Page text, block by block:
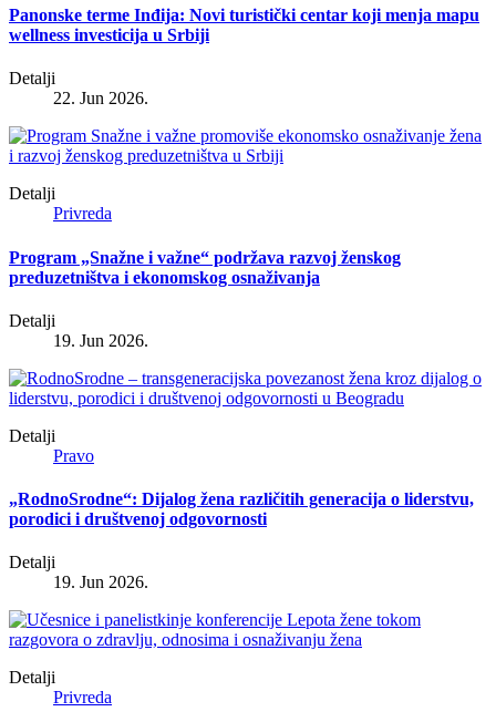
Panonske terme Inđija: Novi turistički centar koji menja mapu
wellness investicija u Srbiji
Detalji
22. Jun 2026.
Detalji
Privreda
Program „Snažne i važne“ podržava razvoj ženskog
preduzetništva i ekonomskog osnaživanja
Detalji
19. Jun 2026.
Detalji
Pravo
„RodnoSrodne“: Dijalog žena različitih generacija o liderstvu,
porodici i društvenoj odgovornosti
Detalji
19. Jun 2026.
Detalji
Privreda